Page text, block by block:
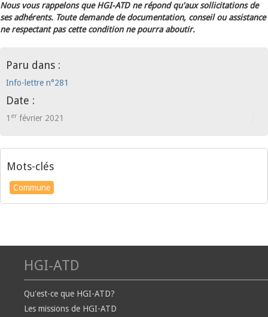
Nous vous rappelons que HGI-ATD ne répond qu'aux sollicitations de
ses adhérents. Toute demande de documentation, conseil ou assistance
ne respectant pas cette condition ne pourra aboutir.
Paru dans :
Info-lettre n°281
Date :
1 er février 2021
Mots-clés
Commune
HGI-ATD
Qu'est-ce que HGI-ATD?
Les missions de HGI-ATD